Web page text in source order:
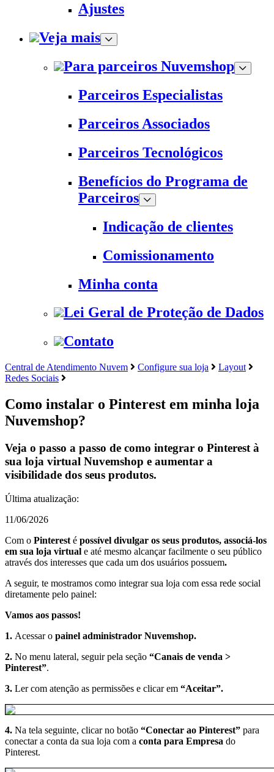
Ajustes
Veja mais
Para parceiros Nuvemshop
Parceiros Especialistas
Parceiros Associados
Parceiros Tecnológicos
Benefícios do Programa de
Parceiros
Indicação de clientes
Comissionamento
Minha conta
Lei Geral de Proteção de Dados
Contato
Central de Atendimento Nuvem Configure sua loja
Layout
Redes Sociais
Como instalar o Pinterest em minha loja
Nuvemshop?
Veja o passo a passo de como integrar o Pinterest à
sua loja virtual Nuvemshop e aumentar a
visibilidade dos seus produtos.
Última atualização:
11/06/2026
Com o Pinterest é possível divulgar os seus produtos, associá-los
em sua loja virtual e até mesmo alcançar facilmente o seu público
através dos interesses que cada um dos usuários possuem.
A seguir, te mostramos como integrar sua loja com essa rede social
diretamente pelo painel:
Vamos aos passos!
1. Acessar o painel administrador Nuvemshop.
2. No menu lateral, seguir pela seção “Canais de venda >
Pinterest”.
3. Ler com atenção as permissões e clicar em “Aceitar”.
4. Na tela seguinte, clicar no botão “Conectar ao Pinterest” para
conectar a conta da sua loja com a conta para Empresa do
Pinterest.